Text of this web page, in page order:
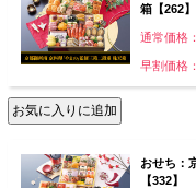
箱【262】
通常価格：
早割価格
おせち：
【332】